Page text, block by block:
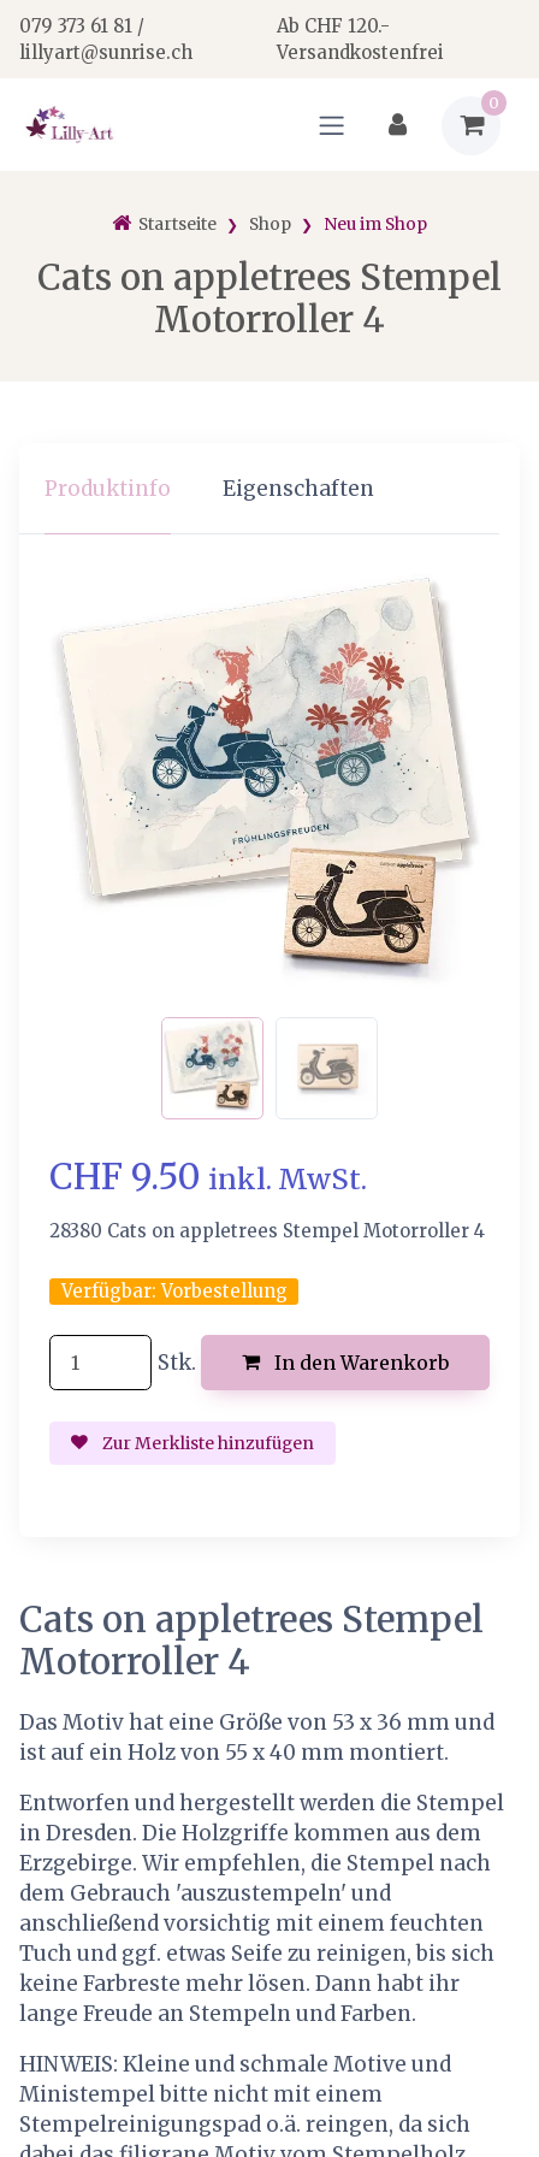
079 373 61 81 /
lillyart@sunrise.ch
Ab CHF 120.-
Versandkostenfrei
0
Startseite Shop Neu im Shop
Cats on appletrees Stempel
Motorroller 4
Produktinfo Eigenschaften
CHF 9.50 inkl. MwSt.
28380 Cats on appletrees Stempel Motorroller 4
Verfügbar:Vorbestellung
Stk. In den Warenkorb
Zur Merkliste hinzufügen
Cats on appletrees Stempel
Motorroller 4
Das Motiv hat eine Größe von 53 x 36 mm und
ist auf ein Holz von 55 x 40 mm montiert.
Entworfen und hergestellt werden die Stempel
in Dresden. Die Holzgriffe kommen aus dem
Erzgebirge. Wir empfehlen, die Stempel nach
dem Gebrauch 'auszustempeln' und
anschließend vorsichtig mit einem feuchten
Tuch und ggf. etwas Seife zu reinigen, bis sich
keine Farbreste mehr lösen. Dann habt ihr
lange Freude an Stempeln und Farben.
HINWEIS: Kleine und schmale Motive und
Ministempel bitte nicht mit einem
Stempelreinigungspad o.ä. reingen, da sich